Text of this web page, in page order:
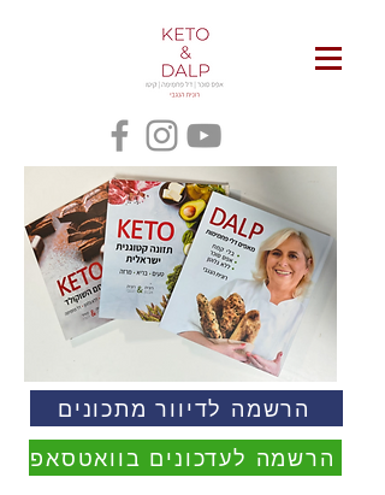
הרשמה לדיוור מתכונים
הרשמה לעדכונים בוואטסאפ